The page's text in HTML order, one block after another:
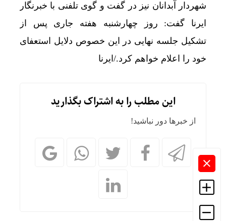
شهردار آبدانان نیز در گفت و گوی تلفنی با خبرنگار
ایرنا گفت: روز چهارشنبه هفته جاری پس از
تشکیل جلسه نهایی در این خصوص دلایل استعفای
خود را اعلام خواهم کرد./ایرنا
این مطلب را به اشتراک بگذارید
از خبرها دور نباشید!